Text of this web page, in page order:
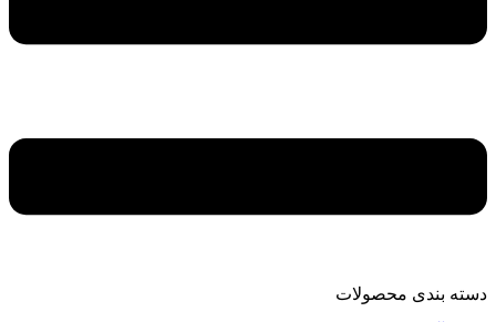
دسته‌ بندی محصولات